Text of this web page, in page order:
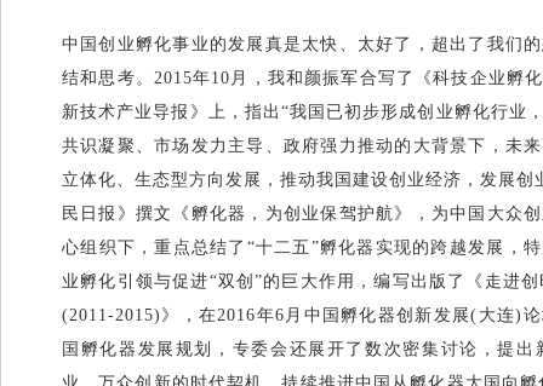
中国创业孵化事业的发展真是太快、太好了，超出了我们
结和思考。2015年10月，我和颜振军合写了《科技企业孵
新技术产业导报》上，指出“我国已初步形成创业孵化行业
共识凝聚、市场发力主导、政府强力推动的大背景下，未
立体化、生态型方向发展，推动我国建设创业经济，发展创
民日报》撰文《孵化器，为创业保驾护航》，为中国大众
心组织下，重点总结了“十二五”孵化器实现的跨越发展，
业孵化引领与促进“双创”的巨大作用，编写出版了《走进
(2011-2015)》，在2016年6月中国孵化器创新发展(大连)
国孵化器发展规划，专委会还展开了数次密集讨论，提